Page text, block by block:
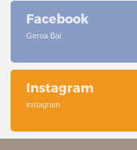
Facebook
Geroa Bai
Instagram
instagram